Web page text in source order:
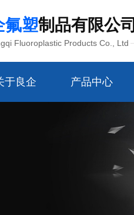
氟塑制品有限公司
Fluoroplastic Products Co., Ltd
于良企 产品中心